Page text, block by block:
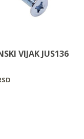
VIJAK JUS136